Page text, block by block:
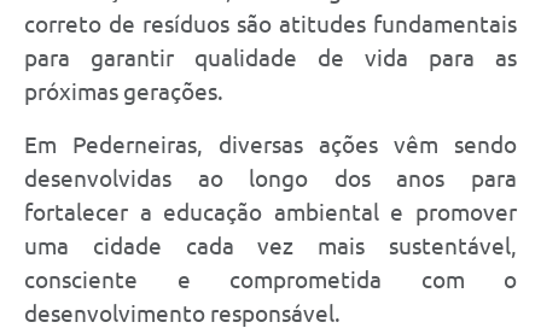
correto de resíduos são atitudes fundamentais
para garantir qualidade de vida para as
próximas gerações.
Em Pederneiras, diversas ações vêm sendo
desenvolvidas ao longo dos anos para
fortalecer a educação ambiental e promover
uma cidade cada vez mais sustentável,
consciente e comprometida com o
desenvolvimento responsável.